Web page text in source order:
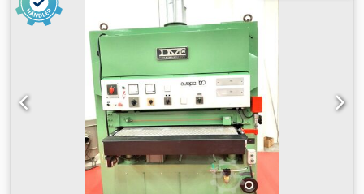
Stahlwalze 3. Aggregat: : Walze/Schuh Durchmesser 3.
Walze : 100 mmAusführung 3. Walze : genutete Stahlwalze
Schleifschuh 3. Aggregat : elektronische Einzelglieder
Reinigungsbürsten : Ja Lackschliff möglich : Ja
Bandabblasung : Ja Vakuumteppich : Ja Lagerort: Nattheim
Codpfx Aovvki Noi Toha